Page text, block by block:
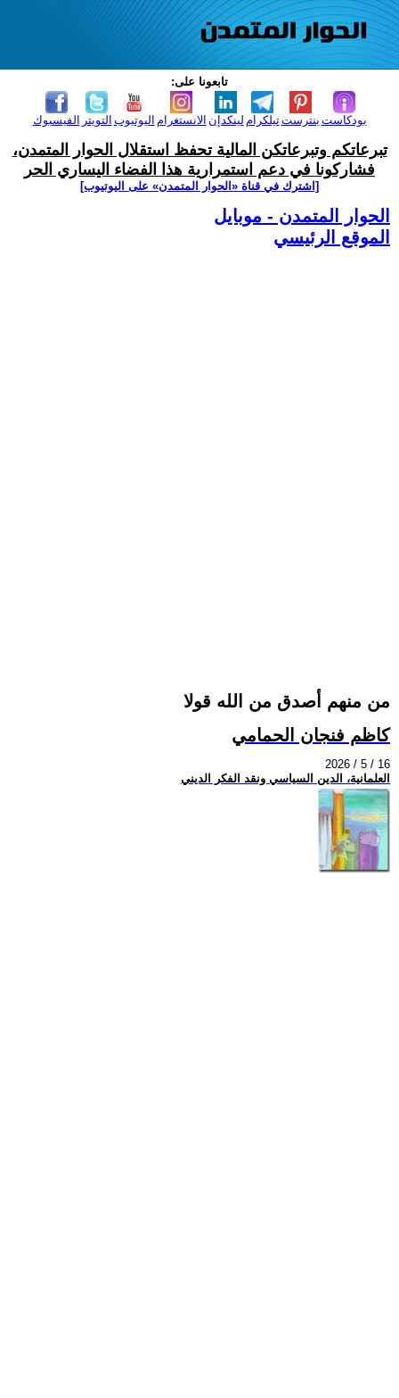
تابعونا على:
الفيسبوك التويتر اليوتيوب الانستغرام لينكدإن تيلكرامبنترست بودكاست
تبرعاتكم وتبرعاتكن المالية تحفظ استقلال الحوار المتمدن،
فشاركونا في دعم استمرارية هذا الفضاء اليساري الحر
[اشترك في قناة ‫«الحوار المتمدن» على اليوتيوب]
الحوار المتمدن - موبايل
الموقع الرئيسي
من منهم أصدق من الله قولا
كاظم فنجان الحمامي
2026 / 5 / 16
العلمانية، الدين السياسي ونقد الفكر الديني